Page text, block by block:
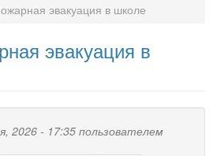
эвакуация в школе
эвакуация в
2026 - 17:35 пользователем